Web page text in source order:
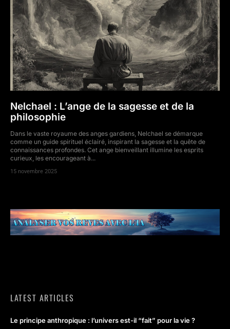
Nelchael : L’ange de la sagesse et de la
philosophie
Dans le vaste royaume des anges gardiens, Nelchael se démarque
comme un guide spirituel éclairé, inspirant la sagesse et la quête de
connaissances profondes. Cet ange bienveillant illumine les esprits
curieux, les encourageant à...
15 novembre 2025
LATEST ARTICLES
Le principe anthropique : l’univers est-il “fait” pour la vie ?